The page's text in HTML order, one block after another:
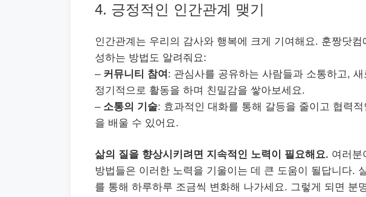
4. 긍정적인 인간관계 맺기
인간관계는 우리의 감사와 행복에 크게 기여해요. 훈짱닷
성하는 방법도 알려줘요:
– 커뮤니티 참여 : 관심사를 공유하는 사람들과 소통하고,
정기적으로 활동을 하며 친밀감을 쌓아보세요.
– 소통의 기술: 효과적인 대화를 통해 갈등을 줄이고 협력
을 배울 수 있어요.
삶의 질을 향상시키려면 지속적인 노력이 필요해요. 여러분
방법들은 이러한 노력을 기울이는 데 큰 도움이 될답니다.
를 통해 하루하루 조금씩 변화해 나가세요. 그렇게 되면 분